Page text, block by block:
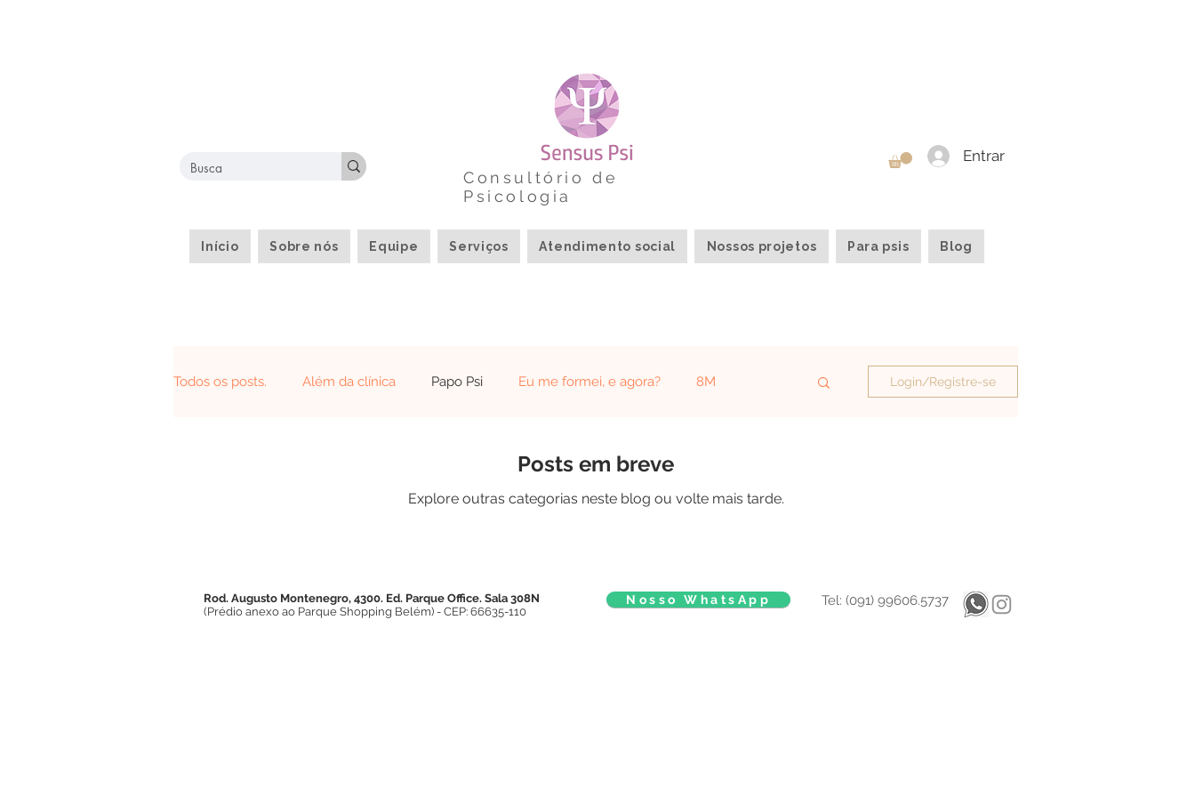
Consultório de
Psicologia
Entrar
Início Sobre nós Equipe Serviços Atendimento social Nossos projetos Para psis Blog
Todos os posts. Além da clínica Papo Psi Eu me formei, e agora? 8M Login/Registre-se
Posts em breve
Explore outras categorias neste blog ou volte mais tarde.
Tel: (091) 99606.5737
Rod. Augusto Montenegro, 4300. Ed. Parque Office. Sala 308N
(Prédio anexo ao Parque Shopping Belém) - CEP: 66635-110
Nosso WhatsApp